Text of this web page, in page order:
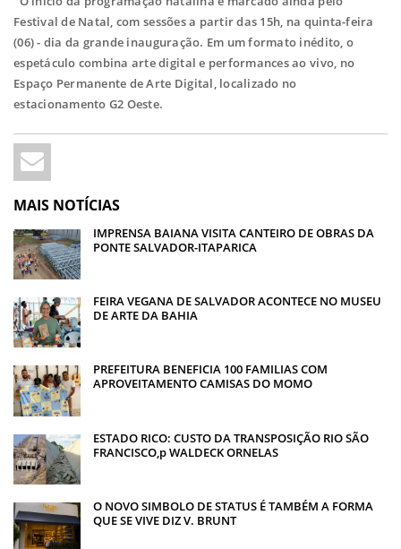
Festival de Natal, com sessões a partir das 15h, na quinta-feira
(06) - dia da grande inauguração. Em um formato inédito, o
espetáculo combina arte digital e performances ao vivo, no
Espaço Permanente de Arte Digital, localizado no
estacionamento G2 Oeste.
MAIS NOTÍCIAS
IMPRENSA BAIANA VISITA CANTEIRO DE OBRAS DA
PONTE SALVADOR-ITAPARICA
FEIRA VEGANA DE SALVADOR ACONTECE NO MUSEU
DE ARTE DA BAHIA
PREFEITURA BENEFICIA 100 FAMILIAS COM
APROVEITAMENTO CAMISAS DO MOMO
ESTADO RICO: CUSTO DA TRANSPOSIÇÃO RIO SÃO
FRANCISCO,p WALDECK ORNELAS
O NOVO SIMBOLO DE STATUS É TAMBÉM A FORMA
QUE SE VIVE DIZ V. BRUNT